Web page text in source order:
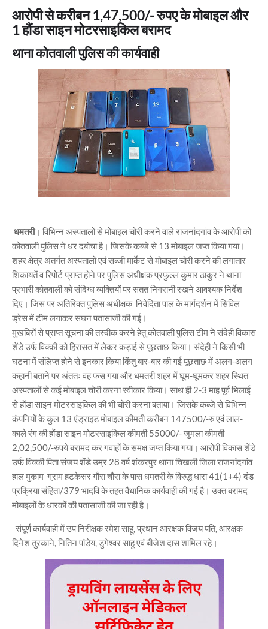
आरोपी से करीबन 1,47,500/- रुपए के मोबाइल और
1 हौंडा साइन मोटरसाइकिल बरामद
थाना कोतवाली पुलिस की कार्यवाही
धमतरी। विभिन्न अस्पतालों से मोबाइल चोरी करने वाले राजनांदगांव के आरोपी को
कोतवाली पुलिस ने धर दबोचा है। जिसके कब्जे से 13 मोबाइल जप्त किया गया।
शहर क्षेत्र अंतर्गत अस्पतालों एवं सब्जी मार्केट से मोबाइल चोरी करने की लगातार
शिकायतें व रिपोर्ट प्राप्त होने पर पुलिस अधीक्षक प्रफुल्ल कुमार ठाकुर ने थाना
प्रभारी कोतवाली को संदिग्ध व्यक्तियों पर सतत निगरानी रखने आवश्यक निर्देश
दिए। जिस पर अतिरिक्त पुलिस अधीक्षक निवेदिता पाल के मार्गदर्शन में सिविल
ड्रेस में टीम लगाकर सघन पतासाजी की गई।
मुखबिरों से प्राप्त सूचना की तस्दीक करने हेतु कोतवाली पुलिस टीम ने संदेही विकास
शेंडे उर्फ विक्की को हिरासत में लेकर कड़ाई से पूछताछ किया। संदेही ने किसी भी
घटना में संलिप्त होने से इनकार किया किंतु बार-बार की गई पूछताछ में अलग-अलग
कहानी बताने पर अंततः वह फस गया और धमतरी शहर में घूम-घूमकर शहर स्थित
अस्पतालों से कई मोबाइल चोरी करना स्वीकार किया। साथ ही 2-3 माह पूर्व भिलाई
से होंडा साइन मोटरसाइकिल की भी चोरी करना बताया। जिसके कब्जे से विभिन्न
कंपनियों के कुल 13 एंड्राइड मोबाइल कीमती करीबन 147500/-रु एवं लाल-
काले रंग की होंडा साइन मोटरसाइकिल कीमती 55000/- जुमला कीमती
2,02,500/-रुपये बरामद कर गवाहों के समक्ष जप्त किया गया। आरोपी विकास शेंडे
उर्फ विक्की पिता संजय शेंडे उम्र 28 वर्ष शंकरपुर थाना चिखली जिला राजनांदगांव
हाल मुकाम ग्राम हटकेसर गौरा चौरा के पास धमतरी के विरुद्ध धारा 41(1+4) दंड
प्रक्रिया संहिता/379 भादवि के तहत वैधानिक कार्यवाही की गई है। उक्त बरामद
मोबाइलों के धारकों की पतासाजी की जा रही है।
संपूर्ण कार्यवाही में उप निरीक्षक रमेश साहू, प्रधान आरक्षक विजय पति, आरक्षक
दिनेश तुरकाने, नितिन पांडेय, डुगेश्वर साहू एवं बीजेश दास शामिल रहे।